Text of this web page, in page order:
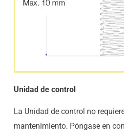
Unidad de control
La Unidad de control no
mantenimiento. Póngase en